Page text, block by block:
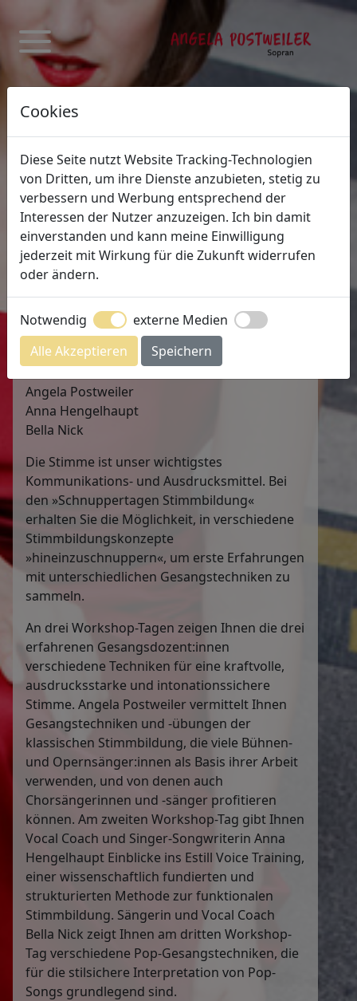
14.-17.05.26 | Nordkolleg Rendsburg
Schnuppertage Stimmbildung
Workshop Stimme
Dozentinnen:
Angela Postweiler
Anna Hengelhaupt
Bella Nick
Die Stimme ist unser wichtigstes
Kommunikations- und Ausdrucksmittel. Bei
den »Schnuppertagen Stimmbildung«
erhalten Sie die Möglichkeit, in verschiedene
Stimmbildungskonzepte
»hineinzuschnuppern«, um erste Erfahrungen
mit unterschiedlichen Gesangstechniken zu
sammeln.
An drei Workshop-Tagen zeigen Ihnen die drei
erfahrenen Gesangsdozent:innen
verschiedene Techniken für eine kraftvolle,
ausdrucksstarke und intonationssichere
Stimme. Angela Postweiler vermittelt Ihnen
Gesangstechniken und -übungen der
klassischen Stimmbildung, die viele Bühnen-
und Opernsänger:innen als Basis ihrer Arbeit
verwenden, und von denen auch
Chorsängerinnen und -sänger profitieren
können. Am zweiten Workshop-Tag gibt Ihnen
Vocal Coach und Singer-Songwriterin Anna
Hengelhaupt Einblicke ins Estill Voice Training,
einer wissenschaftlich fundierten und
strukturierten Methode zur funktionalen
Stimmbildung. Sängerin und Vocal Coach
Bella Nick zeigt Ihnen am dritten Workshop-
Tag verschiedene Pop-Gesangstechniken, die
für die stilsichere Interpretation von Pop-
Songs grundlegend sind.
Cookies
Diese Seite nutzt Website Tracking-Technologien
von Dritten, um ihre Dienste anzubieten, stetig zu
verbessern und Werbung entsprechend der
Interessen der Nutzer anzuzeigen. Ich bin damit
einverstanden und kann meine Einwilligung
jederzeit mit Wirkung für die Zukunft widerrufen
oder ändern.
Notwendig
externe Medien
Alle Akzeptieren
Speichern